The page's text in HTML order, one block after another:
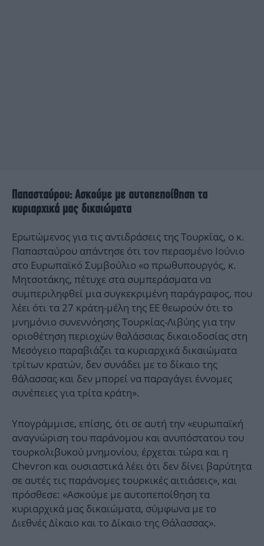
Παπασταύρου: Ασκούμε με αυτοπεποίθηση τα
κυριαρχικά μας δικαιώματα
Ερωτώμενος για τις αντιδράσεις της Τουρκίας, ο κ.
Παπασταύρου απάντησε ότι τον περασμένο Ιούνιο
στο Ευρωπαϊκό Συμβούλιο «ο πρωθυπουργός, κ.
Μητσοτάκης, πέτυχε στα συμπεράσματα να
συμπεριληφθεί μια συγκεκριμένη παράγραφος, που
λέει ότι τα 27 κράτη-μέλη της ΕΕ θεωρούν ότι το
μνημόνιο συνεννόησης Τουρκίας-Λιβύης για την
οριοθέτηση περιοχών θαλάσσιας δικαιοδοσίας στη
Μεσόγειο παραβιάζει τα κυριαρχικά δικαιώματα
τρίτων κρατών, δεν συνάδει με το δίκαιο της
θάλασσας και δεν μπορεί να παραγάγει έννομες
συνέπειες για τρίτα κράτη».
Υπογράμμισε, επίσης, ότι σε αυτή την «ευρωπαϊκή
αναγνώριση του παράνομου και ανυπόστατου του
τουρκολιβυκού μνημονίου, έρχεται τώρα και η
Chevron και ουσιαστικά λέει ότι δεν δίνει βαρύτητα
σε αυτές τις παράνομες τουρκικές αιτιάσεις», και
πρόσθεσε: «Ασκούμε με αυτοπεποίθηση τα
κυριαρχικά μας δικαιώματα, σύμφωνα με το
Διεθνές Δίκαιο και το Δίκαιο της Θάλασσας».